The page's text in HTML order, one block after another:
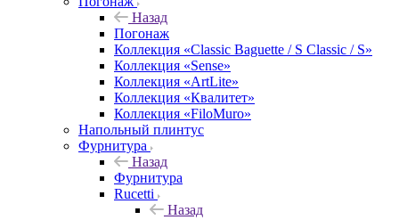
Назад
Погонаж
Коллекция «Classic Baguette / S Classic / S»
Коллекция «Sense»
Коллекция «ArtLite»
Коллекция «Квалитет»
Коллекция «FiloMuro»
Напольный плинтус
Фурнитура
Назад
Фурнитура
Rucetti
Назад